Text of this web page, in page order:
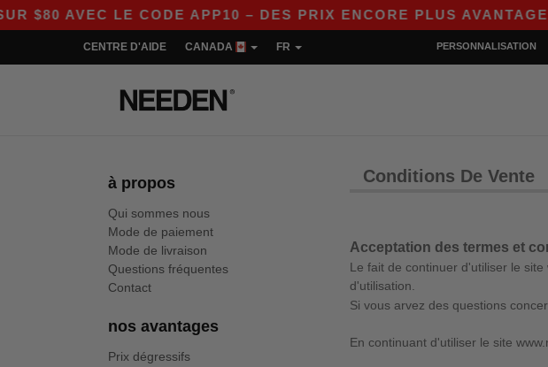
LE CODE APP10 – DES PRIX ENCORE PLUS AVANTAGEUX SUR
CENTRE D'AIDE CANADA FR PERSONNALISATION
Conditions De Vente
Acceptation des termes et
Le fait de continuer d'utiliser le
d'utilisation.
Si vous arvez des questions
En continuant d'utiliser le site
à propos
Qui sommes nous
Mode de paiement
Mode de livraison
Questions fréquentes
Contact
nos avantages
Prix dégressifs